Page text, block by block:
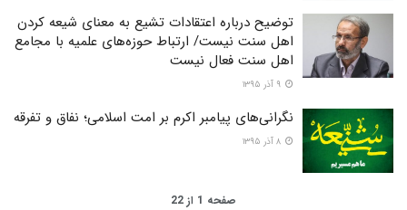
توضیح درباره اعتقادات تشیع به معنای شیعه کردن
اهل سنت نیست/ ارتباط حوزه‌های علمیه با مجامع
اهل سنت فعال نیست
نگرانی‌های پیامبر اکرم بر امت اسلامی؛ نفاق و تفرقه
صفحه 1 از 22